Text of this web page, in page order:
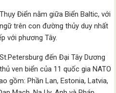
Điển nằm giữa Biển Baltic, với
trên con đường thủy duy nhất
với phương Tây.
đến Đại Tây Dương
ven biển của 11 quốc gia NATO
gồm: Phần Lan, Estonia, Latvia,